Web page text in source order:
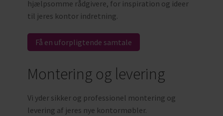
hjælpsomme rådgivere, for inspiration og ideer
til jeres kontor indretning.
Få en uforpligtende samtale
Montering og levering
Vi yder sikker og professionel montering og
levering af jeres nye kontormøbler.